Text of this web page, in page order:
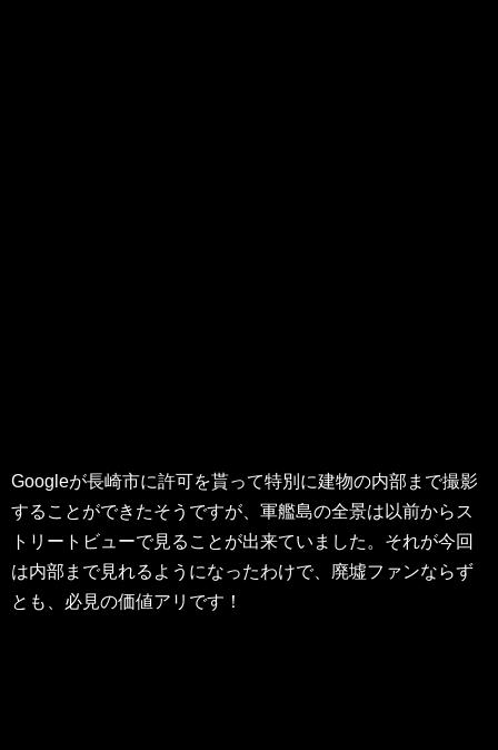
Googleが長崎市に許可を貰って特別に建物の内部まで撮影
することができたそうですが、軍艦島の全景は以前からス
トリートビューで見ることが出来ていました。それが今回
は内部まで見れるようになったわけで、廃墟ファンならず
とも、必見の価値アリです！